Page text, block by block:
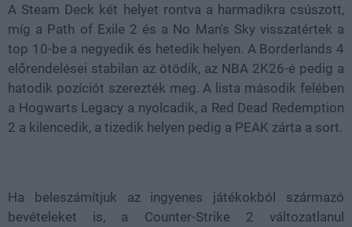
A Steam Deck két helyet rontva a harmadikra csúszott,
míg a Path of Exile 2 és a No Man's Sky visszatértek a
top 10-be a negyedik és hetedik helyen. A Borderlands 4
előrendelései stabilan az ötödik, az NBA 2K26-é pedig a
hatodik pozíciót szerezték meg. A lista második felében
a Hogwarts Legacy a nyolcadik, a Red Dead Redemption
2 a kilencedik, a tizedik helyen pedig a PEAK zárta a sort.
Ha beleszámítjuk az ingyenes játékokból származó
bevételeket is, a Counter-Strike 2 változatlanul